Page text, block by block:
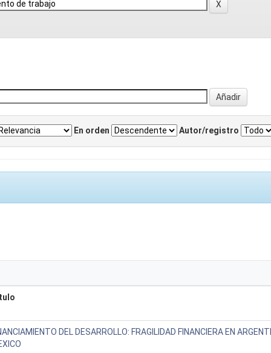
En orden Autor/registro
DEL DESARROLLO: FRAGILIDAD FINANCIERA EN